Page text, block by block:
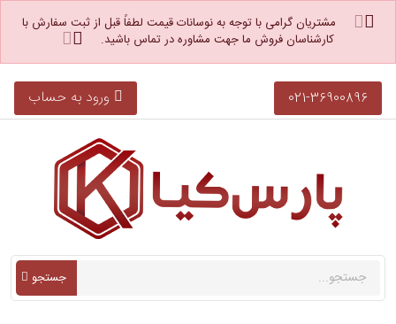
مشتریان گرامی با توجه به نوسانات قیمت لطفاً قبل از ثبت سفارش با
کارشناسان فروش ما جهت مشاوره در تماس باشید.
021-36900896 ورود به حساب
جستجو